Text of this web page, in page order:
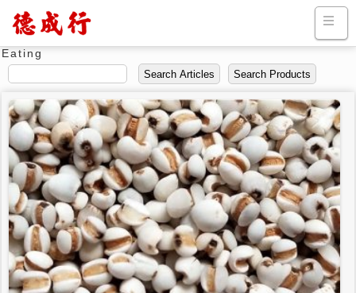
Solarterms
Healthy
Eating
Search Articles Search Products